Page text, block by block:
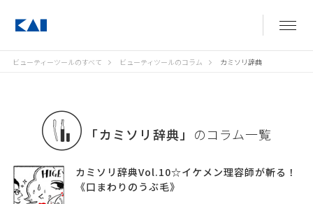
ビューティーツールのすべて ビューティツールのコラム カミソリ辞典
「カミソリ辞典」 のコラム一覧
カミソリ辞典Vol.10☆イケメン理容師が斬る！
《口まわりのうぶ毛》